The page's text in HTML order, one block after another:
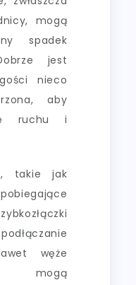
mogą
spadek
jest
nieco
aby
ruchu i
takie jak
węże
mogą